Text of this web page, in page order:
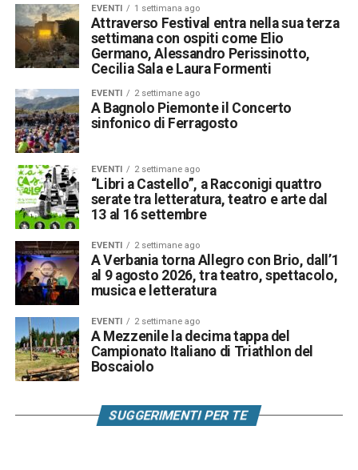
EVENTI 1 settimana ago
Attraverso Festival entra nella sua terza
settimana con ospiti come Elio
Germano, Alessandro Perissinotto,
Cecilia Sala e Laura Formenti
EVENTI 2 settimane ago
A Bagnolo Piemonte il Concerto
sinfonico di Ferragosto
EVENTI 2 settimane ago
“Libri a Castello”, a Racconigi quattro
serate tra letteratura, teatro e arte dal
13 al 16 settembre
EVENTI 2 settimane ago
A Verbania torna Allegro con Brio, dall’1
al 9 agosto 2026, tra teatro, spettacolo,
musica e letteratura
EVENTI 2 settimane ago
A Mezzenile la decima tappa del
Campionato Italiano di Triathlon del
Boscaiolo
SUGGERIMENTI PER TE